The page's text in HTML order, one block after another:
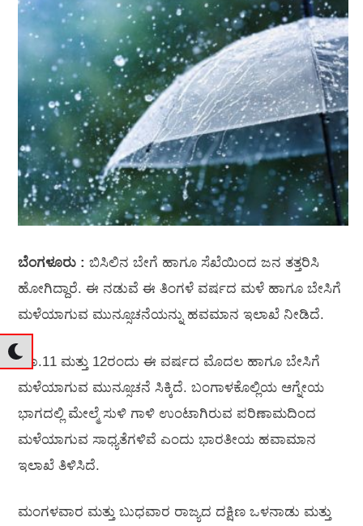
ಬೆಂಗಳೂರು : ಬಿಸಿಲಿನ ಬೇಗೆ ಹಾಗೂ ಸೆಖೆಯಿಂದ ಜನ ತತ್ತರಿಸಿ
ಹೋಗಿದ್ದಾರೆ. ಈ ನಡುವೆ ಈ ತಿಂಗಳೆ ವರ್ಷದ ಮಳೆ ಹಾಗೂ ಬೇಸಿಗೆ
ಮಳೆಯಾಗುವ ಮುನ್ಸೂಚನೆಯನ್ನು ಹವಮಾನ ಇಲಾಖೆ ನೀಡಿದೆ.
ಮಾ.11 ಮತ್ತು 12ರಂದು ಈ ವರ್ಷದ ಮೊದಲ ಹಾಗೂ ಬೇಸಿಗೆ
ಮಳೆಯಾಗುವ ಮುನ್ಸೂಚನೆ ಸಿಕ್ಕಿದೆ. ಬಂಗಾಳಕೊಲ್ಲಿಯ ಆಗ್ನೇಯ
ಭಾಗದಲ್ಲಿ ಮೇಲ್ಮೆ ಸುಳಿ ಗಾಳಿ ಉಂಟಾಗಿರುವ ಪರಿಣಾಮದಿಂದ
ಮಳೆಯಾಗುವ ಸಾಧ್ಯತೆಗಳಿವೆ ಎಂದು ಭಾರತೀಯ ಹವಾಮಾನ
ಇಲಾಖೆ ತಿಳಿಸಿದೆ.
ಮಂಗಳವಾರ ಮತ್ತು ಬುಧವಾರ ರಾಜ್ಯದ ದಕ್ಷಿಣ ಒಳನಾಡು ಮತ್ತು